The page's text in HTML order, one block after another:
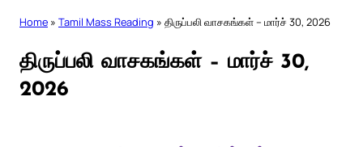
Home » Tamil Mass Reading » திருப்பலி வாசகங்கள் – மார்ச் 30, 2026
திருப்பலி வாசகங்கள் – மார்ச் 30,
2026